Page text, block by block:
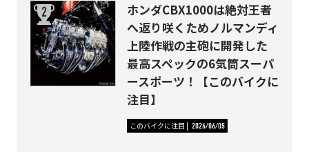
ホンダCBX1000は絶対王者
へ返り咲くためノルマンディ
上陸作戦の主砲に開発した
最高スペックの6気筒スーパ
ースポーツ！【このバイクに
注目】
このバイクに注目 2026/06/05